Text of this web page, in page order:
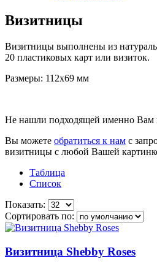
Визитницы
Визитницы выполнены из
20 пластиковых карт или визиток.
Размеры: 112х69 мм
Не нашли подходящей именно Вам
Вы можете обратиться к нам с
визитницы с любой Вашей
Таблица
Список
Показать:
Сортировать по:
Визитница Shebby Roses